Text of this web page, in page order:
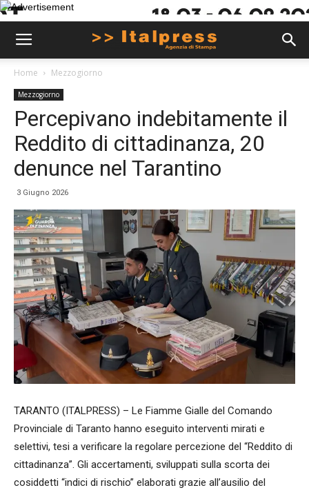
Home Mezzogiorno
Mezzogiorno
Percepivano indebitamente il
Reddito di cittadinanza, 20
denunce nel Tarantino
3 Giugno 2026
TARANTO (ITALPRESS) – Le Fiamme Gialle del Comando
Provinciale di Taranto hanno eseguito interventi mirati e
selettivi, tesi a verificare la regolare percezione del “Reddito di
cittadinanza”. Gli accertamenti, sviluppati sulla scorta dei
cosiddetti “indici di rischio” elaborati grazie all’ausilio del